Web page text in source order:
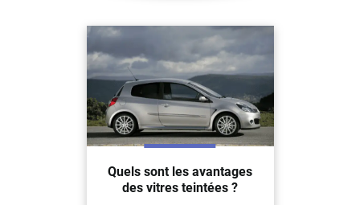
Quels sont les avantages
des vitres teintées ?